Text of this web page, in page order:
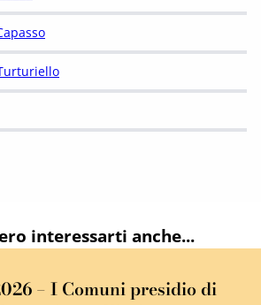
interessarti anche...
– I Comuni presidio di